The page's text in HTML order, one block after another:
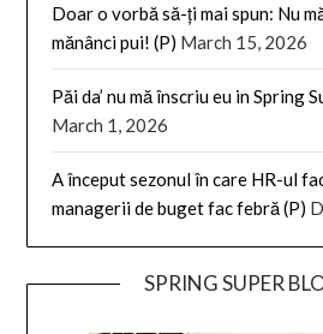
Doar o vorbă să-ți mai spun: Nu
mănânci pui! (P) March 15, 2026
Păi da’ nu mă înscriu eu in Spring
March 1, 2026
A început sezonul în care HR-ul
managerii de buget fac febră (P)
SPRING SUPER